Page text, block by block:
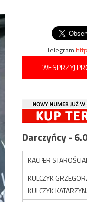
Telegram
WESPRZYJ
Darczyńcy -
KACPER
KULCZYK
KULCZYK